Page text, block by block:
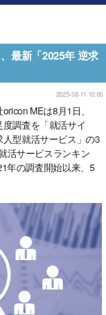
最新「2025年 逆求
2025-08-11 10:00
MEは8月1日、
度調査を「就活サイ
型就活サービス」の3
活サービスランキン
年の調査開始以来、5